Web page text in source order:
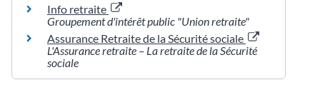
Info retraite
Groupement d'intérêt public "Union retraite"
Assurance Retraite de la Sécurité sociale
L'Assurance retraite – La retraite de la Sécurité
sociale